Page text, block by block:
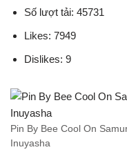
Số lượt tải: 45731
Likes: 7949
Dislikes: 9
Pin By Bee Cool On
Inuyasha